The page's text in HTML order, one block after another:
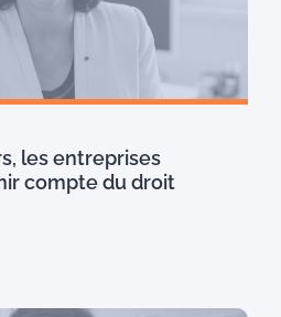
les entreprises
compte du droit